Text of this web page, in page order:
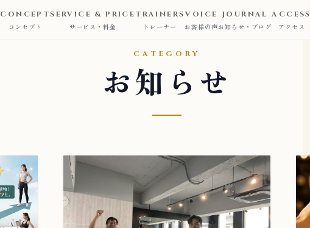
CONCEPT
コンセプト
SERVICE & PRICE
サービス・料金
TRAINERS
トレーナー
VOICE
お客様の声
JOURNAL
お知らせ・ブログ
ACCESS
アクセス
CATEGORY
お知らせ